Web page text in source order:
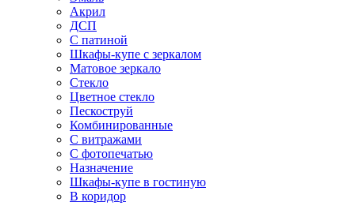
Акрил
ДСП
С патиной
Шкафы-купе с зеркалом
Матовое зеркало
Стекло
Цветное стекло
Пескоструй
Комбинированные
С витражами
С фотопечатью
Назначение
Шкафы-купе в гостиную
В коридор